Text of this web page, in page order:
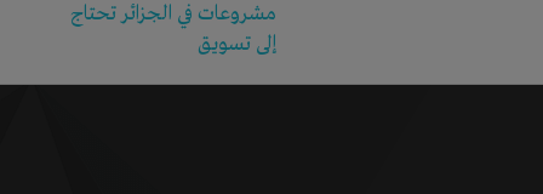
مشروعات في الجزائر تحتاج
إلى تسويق